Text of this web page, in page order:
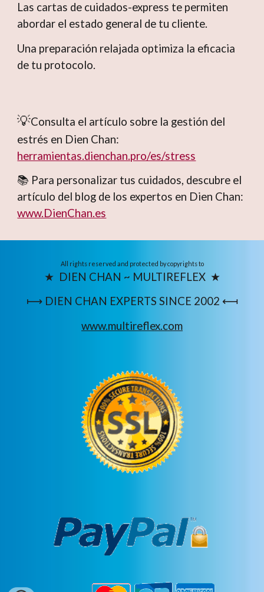
Las cartas de cuidados-express te permiten
abordar el estado general de tu cliente.
Una preparación relajada optimiza la eficacia
de tu protocolo.
💡Consulta el artículo sobre la gestión del
estrés en Dien Chan:
herramientas.dienchan.pro/es/stress
📚 Para personalizar tus cuidados, descubre el
artículo del blog de los expertos en Dien Chan:
www.DienChan.es
All rights reserved and protected by copyrights to
★ DIEN CHAN ~ MULTIREFLEX ★
⟼ DIEN CHAN EXPERTS SINCE 2002 ⟻
www.multireflex.com